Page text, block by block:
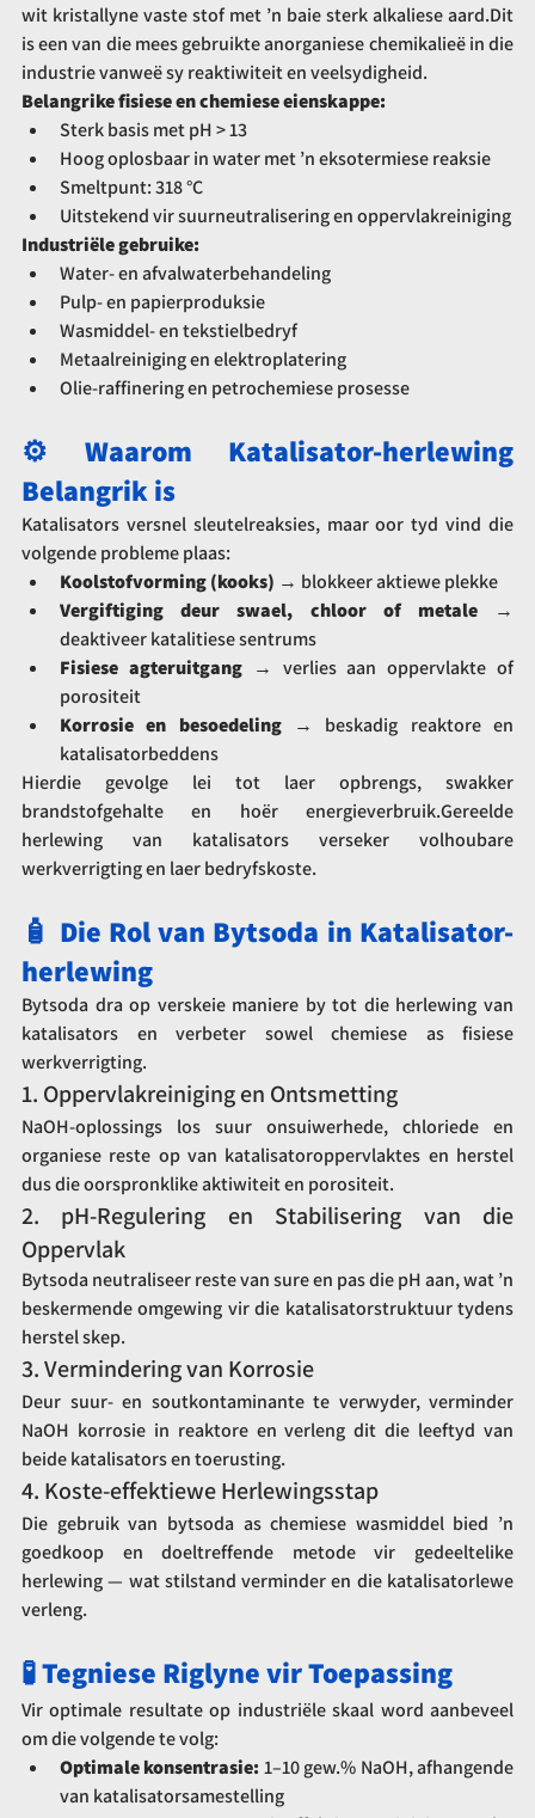
wit kristallyne vaste stof met ’n baie sterk alkaliese aard.Dit
is een van die mees gebruikte anorganiese chemikalieë in die
industrie vanweë sy reaktiwiteit en veelsydigheid.
Belangrike fisiese en chemiese eienskappe:
Sterk basis met pH > 13
Hoog oplosbaar in water met ’n eksotermiese reaksie
Smeltpunt: 318 °C
Uitstekend vir suurneutralisering en oppervlakreiniging
Industriële gebruike:
Water- en afvalwaterbehandeling
Pulp- en papierproduksie
Wasmiddel- en tekstielbedryf
Metaalreiniging en elektroplatering
Olie-raffinering en petrochemiese prosesse
⚙️ Waarom Katalisator-herlewing
Belangrik is
Katalisators versnel sleutelreaksies, maar oor tyd vind die
volgende probleme plaas:
Koolstofvorming (kooks) → blokkeer aktiewe plekke
Vergiftiging deur swael, chloor of metale →
deaktiveer katalitiese sentrums
Fisiese agteruitgang → verlies aan oppervlakte of
porositeit
Korrosie en besoedeling → beskadig reaktore en
katalisatorbeddens
Hierdie gevolge lei tot laer opbrengs, swakker
brandstofgehalte en hoër energieverbruik.Gereelde
herlewing van katalisators verseker volhoubare
werkverrigting en laer bedryfskoste.
🧴 Die Rol van Bytsoda in Katalisator-
herlewing
Bytsoda dra op verskeie maniere by tot die herlewing van
katalisators en verbeter sowel chemiese as fisiese
werkverrigting.
1. Oppervlakreiniging en Ontsmetting
NaOH-oplossings los suur onsuiwerhede, chloriede en
organiese reste op van katalisatoroppervlaktes en herstel
dus die oorspronklike aktiwiteit en porositeit.
2. pH-Regulering en Stabilisering van die
Oppervlak
Bytsoda neutraliseer reste van sure en pas die pH aan, wat ’n
beskermende omgewing vir die katalisatorstruktuur tydens
herstel skep.
3. Vermindering van Korrosie
Deur suur- en soutkontaminante te verwyder, verminder
NaOH korrosie in reaktore en verleng dit die leeftyd van
beide katalisators en toerusting.
4. Koste-effektiewe Herlewingsstap
Die gebruik van bytsoda as chemiese wasmiddel bied ’n
goedkoop en doeltreffende metode vir gedeeltelike
herlewing — wat stilstand verminder en die katalisatorlewe
verleng.
🧪 Tegniese Riglyne vir Toepassing
Vir optimale resultate op industriële skaal word aanbeveel
om die volgende te volg:
Optimale konsentrasie: 1–10 gew.% NaOH, afhangende
van katalisatorsamestelling